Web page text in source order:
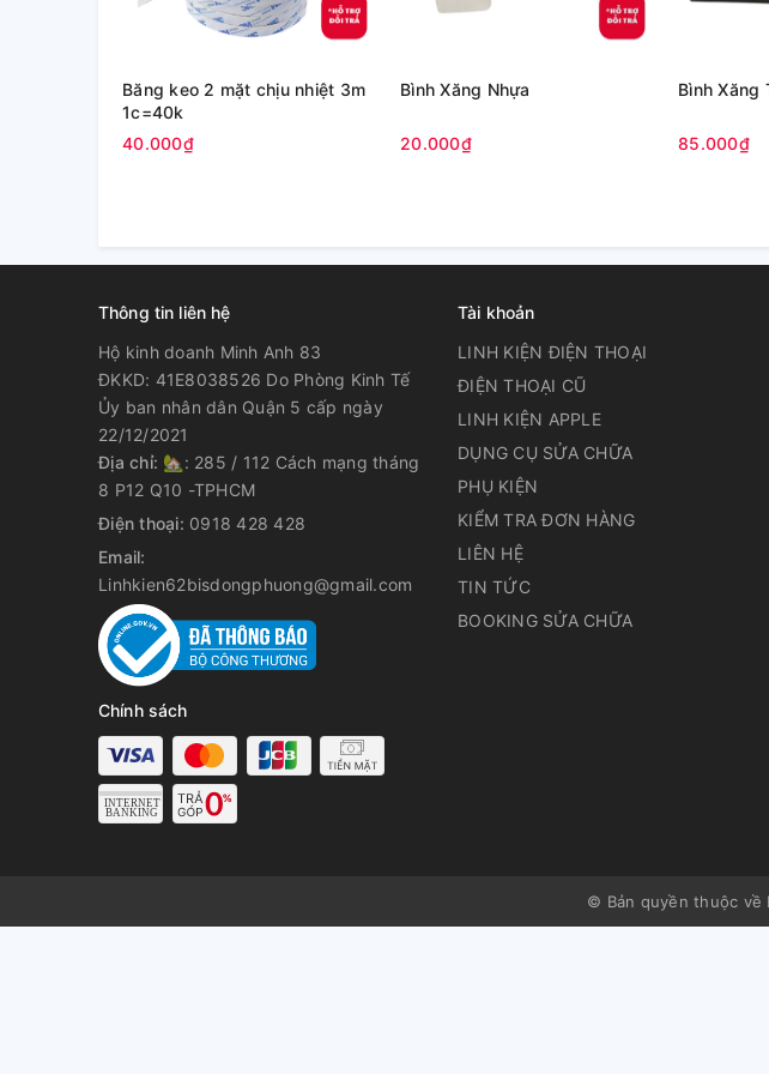
Băng keo 2 mặt chịu nhiệt 3m
1c=40k
40.000₫
Bình Xăng Nhựa
20.000₫
Bình Xăng
85.000₫
Thông tin liên hệ
Hộ kinh doanh Minh Anh 83
ĐKKD: 41E8038526 Do Phòng Kinh Tế
Ủy ban nhân dân Quận 5 cấp ngày
22/12/2021
Địa chỉ: 🏡: 285 / 112 Cách mạng tháng
8 P12 Q10 -TPHCM
Điện thoại: 0918 428 428
Email:
Linhkien62bisdongphuong@gmail.com
Chính sách
Tài khoản
LINH KIỆN ĐIỆN THOẠI
ĐIỆN THOẠI CŨ
LINH KIỆN APPLE
DỤNG CỤ SỬA CHỮA
PHỤ KIỆN
KIỂM TRA ĐƠN HÀNG
LIÊN HỆ
TIN TỨC
BOOKING SỬA CHỮA
© Bản quyền thuộc về